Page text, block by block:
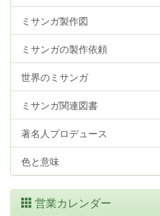
ミサンガ製作図
ミサンガの製作依頼
世界のミサンガ
ミサンガ関連図書
著名人プロデュース
色と意味
営業カレンダー